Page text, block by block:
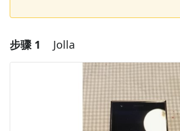
步骤 1 Jolla